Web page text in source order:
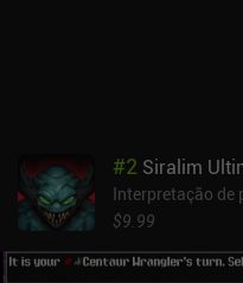
compradas com ouro. O Buriedbornes2 monetiza por meio de
anúncios incentivados e iAPs
necessário para ter uma
jogabilidade desafiadora,
caos de perder devido ao RNG.
#2 Siralim
Interpretação de
$9.99